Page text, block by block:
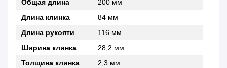
Общая длина
200 мм
Длина клинка
84 мм
Длина рукояти
116 мм
Ширина клинка
28,2 мм
Толщина клинка
2,3 мм